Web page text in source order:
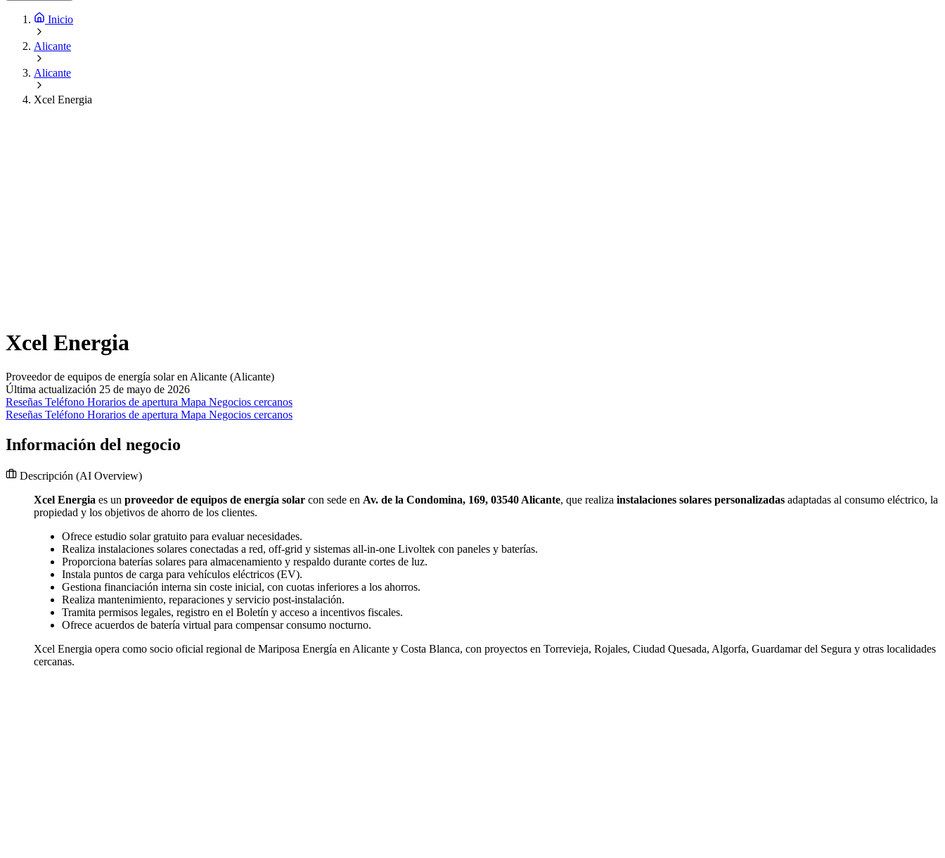
Inicio
Alicante
Alicante
Xcel Energia
Xcel Energia
Proveedor de equipos de energía solar en Alicante (Alicante)
Última actualización 25 de mayo de 2026
Reseñas Teléfono Horarios de apertura Mapa Negocios cercanos
Reseñas Teléfono Horarios de apertura Mapa Negocios cercanos
Información del negocio
Descripción (AI Overview)
Xcel Energia es un proveedor de equipos de energía solar con sede en Av. de la Condomina, 169, 03540 Alicante, que realiza instalaciones solares personalizadas adaptadas al consumo eléctrico, la
propiedad y los objetivos de ahorro de los clientes.
Ofrece estudio solar gratuito para evaluar necesidades.
Realiza instalaciones solares conectadas a red, off-grid y sistemas all-in-one Livoltek con paneles y baterías.
Proporciona baterías solares para almacenamiento y respaldo durante cortes de luz.
Instala puntos de carga para vehículos eléctricos (EV).
Gestiona financiación interna sin coste inicial, con cuotas inferiores a los ahorros.
Realiza mantenimiento, reparaciones y servicio post-instalación.
Tramita permisos legales, registro en el Boletín y acceso a incentivos fiscales.
Ofrece acuerdos de batería virtual para compensar consumo nocturno.
Xcel Energia opera como socio oficial regional de Mariposa Energía en Alicante y Costa Blanca, con proyectos en Torrevieja, Rojales, Ciudad Quesada, Algorfa, Guardamar del Segura y otras localidades
cercanas.